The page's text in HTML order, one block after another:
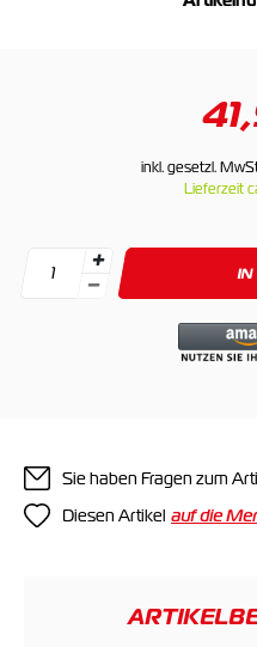
inkl. gesetzl.
Lieferzeit
IN
Sie haben Fragen zum
Diesen Artikel